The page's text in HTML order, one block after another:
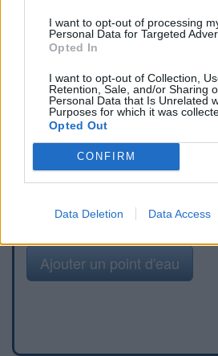
I want to opt-out of processing
Personal Data for Targeted
Opted In
I want to opt-out of Collection,
Retention, Sale, and/or Sharing
Personal Data that Is Unrelated
Purposes for which it was
Opted Out
CONFIRM
Data Deletion Data Access
Signaler une erreur
Ajouter un point d'eau